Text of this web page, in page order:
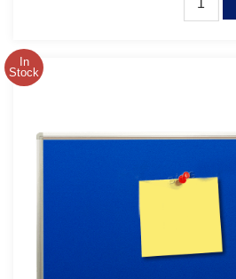
In
Stock